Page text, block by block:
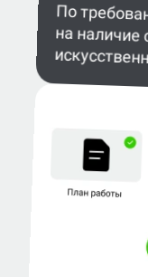
По
на наличие